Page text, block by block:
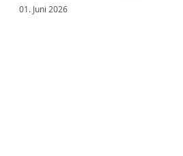
01. Juni 2026